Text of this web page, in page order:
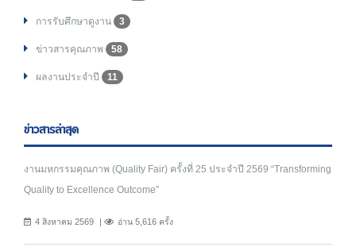
การรับศึกษาดูงาน 3
ข่าวสารคุณภาพ 58
ผลงานประจำปี 11
ข่าวสารล่าสุด
งานมหกรรมคุณภาพ (Quality Fair) ครั้งที่ 25 ประจำปี 2569 “Transforming
Quality to Excellence Outcome”
4 สิงหาคม 2569 อ่าน 5,616 ครั้ง